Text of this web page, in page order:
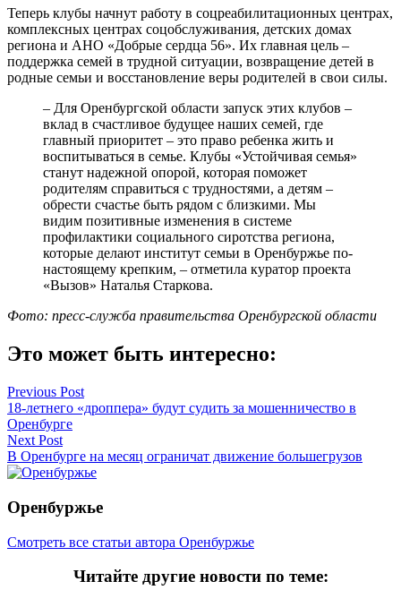
Теперь клубы начнут работу в соцреабилитационных центрах,
комплексных центрах соцобслуживания, детских домах
региона и АНО «Добрые сердца 56». Их главная цель –
поддержка семей в трудной ситуации, возвращение детей в
родные семьи и восстановление веры родителей в свои силы.
– Для Оренбургской области запуск этих клубов –
вклад в счастливое будущее наших семей, где
главный приоритет – это право ребенка жить и
воспитываться в семье. Клубы «Устойчивая семья»
станут надежной опорой, которая поможет
родителям справиться с трудностями, а детям –
обрести счастье быть рядом с близкими. Мы
видим позитивные изменения в системе
профилактики социального сиротства региона,
которые делают институт семьи в Оренбуржье по-
настоящему крепким, – отметила куратор проекта
«Вызов» Наталья Старкова.
Фото: пресс-служба правительства Оренбургской области
Это может быть интересно:
Навигация
по
записям
Previous Post
18-летнего «дроппера» будут судить за мошенничество в
Оренбурге
Next Post
В Оренбурге на месяц ограничат движение большегрузов
Оренбуржье
Смотреть все статьи автора Оренбуржье
Читайте другие новости по теме: